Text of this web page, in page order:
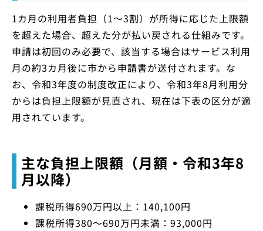
1カ月の利用者負担（1〜3割）が所得に応じた上限額
を超えた場合、超えた分が払い戻される仕組みです。
申請は初回のみ必要で、該当する場合はサービス利用
月の約3カ月後に市から申請書が送付されます。な
お、令和3年度の制度改正により、令和3年8月利用分
からは負担上限額が見直され、現在は下表の区分が適
用されています。
主な負担上限額（月額・令和3年8
月以降）
課税所得690万円以上：140,100円
課税所得380～690万円未満：93,000円